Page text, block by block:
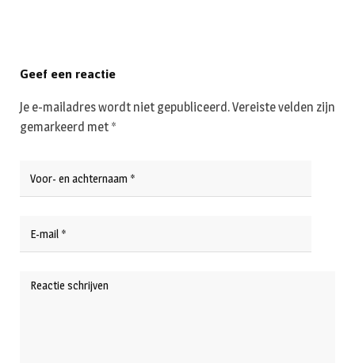
Geef een reactie
Je e-mailadres wordt niet gepubliceerd.Vereiste velden zijn
gemarkeerd met *